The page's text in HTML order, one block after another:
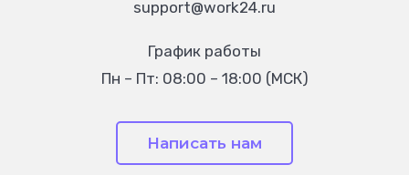
support@work24.ru
График работы
Пн – Пт: 08:00 – 18:00 (МСК)
Написать нам